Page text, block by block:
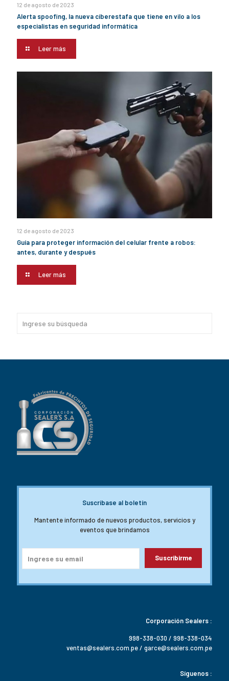
12 de agosto de 2023
Alerta spoofing, la nueva ciberestafa que tiene en vilo a los
especialistas en seguridad informática
Leer más
12 de agosto de 2023
Guía para proteger información del celular frente a robos:
antes, durante y después
Leer más
Suscribase al boletín
Mantente informado de nuevos productos, servicios y
eventos que brindamos
Corporación Sealers :
998-338-030 / 998-338-034
ventas@sealers.com.pe / garce@sealers.com.pe
Síguenos :